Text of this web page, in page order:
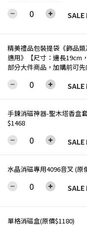
精美禮品包裝提袋《飾品
適用》【尺寸：邊長19cm
部分大件商品，加購前可先
手鍊消磁神器-聖木塔香盒
$1468
水晶消磁專用4096音叉 (原
單格消磁盒(原價$1180)